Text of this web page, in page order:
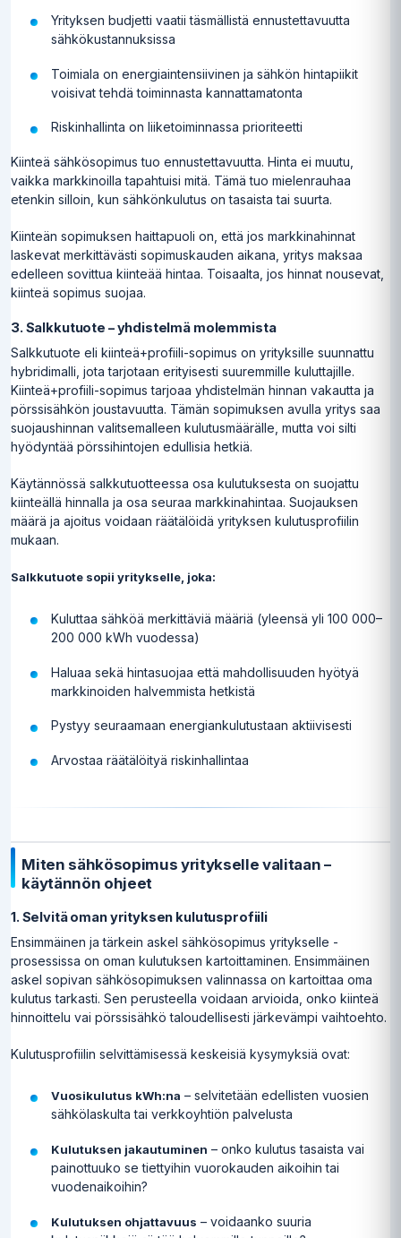
Yrityksen budjetti vaatii täsmällistä ennustettavuutta
sähkökustannuksissa
Toimiala on energiaintensiivinen ja sähkön hintapiikit
voisivat tehdä toiminnasta kannattamatonta
Riskinhallinta on liiketoiminnassa prioriteetti
Kiinteä sähkösopimus tuo ennustettavuutta. Hinta ei muutu,
vaikka markkinoilla tapahtuisi mitä. Tämä tuo mielenrauhaa
etenkin silloin, kun sähkönkulutus on tasaista tai suurta.
Kiinteän sopimuksen haittapuoli on, että jos markkinahinnat
laskevat merkittävästi sopimuskauden aikana, yritys maksaa
edelleen sovittua kiinteää hintaa. Toisaalta, jos hinnat nousevat,
kiinteä sopimus suojaa.
3. Salkkutuote – yhdistelmä molemmista
Salkkutuote eli kiinteä+profiili-sopimus on yrityksille suunnattu
hybridimalli, jota tarjotaan erityisesti suuremmille kuluttajille.
Kiinteä+profiili-sopimus tarjoaa yhdistelmän hinnan vakautta ja
pörssisähkön joustavuutta. Tämän sopimuksen avulla yritys saa
suojaushinnan valitsemalleen kulutusmäärälle, mutta voi silti
hyödyntää pörssihintojen edullisia hetkiä.
Käytännössä salkkutuotteessa osa kulutuksesta on suojattu
kiinteällä hinnalla ja osa seuraa markkinahintaa. Suojauksen
määrä ja ajoitus voidaan räätälöidä yrityksen kulutusprofiilin
mukaan.
Salkkutuote sopii yritykselle, joka:
Kuluttaa sähköä merkittäviä määriä (yleensä yli 100 000–
200 000 kWh vuodessa)
Haluaa sekä hintasuojaa että mahdollisuuden hyötyä
markkinoiden halvemmista hetkistä
Pystyy seuraamaan energiankulutustaan aktiivisesti
Arvostaa räätälöityä riskinhallintaa
Miten sähkösopimus yritykselle valitaan –
käytännön ohjeet
1. Selvitä oman yrityksen kulutusprofiili
Ensimmäinen ja tärkein askel sähkösopimus yritykselle -
prosessissa on oman kulutuksen kartoittaminen. Ensimmäinen
askel sopivan sähkösopimuksen valinnassa on kartoittaa oma
kulutus tarkasti. Sen perusteella voidaan arvioida, onko kiinteä
hinnoittelu vai pörssisähkö taloudellisesti järkevämpi vaihtoehto.
Kulutusprofiilin selvittämisessä keskeisiä kysymyksiä ovat:
Vuosikulutus kWh:na – selvitetään edellisten vuosien
sähkölaskulta tai verkkoyhtiön palvelusta
Kulutuksen jakautuminen – onko kulutus tasaista vai
painottuuko se tiettyihin vuorokauden aikoihin tai
vuodenaikoihin?
Kulutuksen ohjattavuus – voidaanko suuria